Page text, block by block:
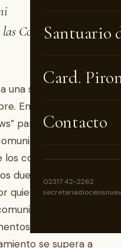
Santuario
Card.
Contacto
02317 42-2262
Comunicaciones
una situación inédita
En donde, además,
parecen haberse
Ruego
los comunicadores -
dueños de los
quienes estudian y
,
de comunión y
se supera a